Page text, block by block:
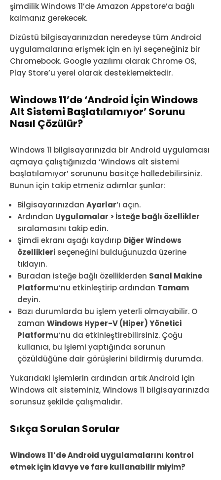
şimdilik Windows 11’de Amazon Appstore’a bağlı
kalmanız gerekecek.
Dizüstü bilgisayarınızdan neredeyse tüm Android
uygulamalarına erişmek için en iyi seçeneğiniz bir
Chromebook. Google yazılımı olarak Chrome OS,
Play Store’u yerel olarak desteklemektedir.
Windows 11’de ‘Android İçin Windows
Alt Sistemi Başlatılamıyor’ Sorunu
Nasıl Çözülür?
Windows 11 bilgisayarınızda bir Android uygulaması
açmaya çalıştığınızda ‘Windows alt sistemi
başlatılamıyor’ sorununu basitçe halledebilirsiniz.
Bunun için takip etmeniz adımlar şunlar:
Bilgisayarınızdan Ayarlar‘ı açın.
Ardından Uygulamalar > İsteğe bağlı özellikler
sıralamasını takip edin.
Şimdi ekranı aşağı kaydırıp Diğer Windows
özellikleri seçeneğini bulduğunuzda üzerine
tıklayın.
Buradan isteğe bağlı özelliklerden Sanal Makine
Platformu‘nu etkinleştirip ardından Tamam
deyin.
Bazı durumlarda bu işlem yeterli olmayabilir. O
zaman Windows Hyper-V (Hiper) Yönetici
Platformu‘nu da etkinleştirebilirsiniz. Çoğu
kullanıcı, bu işlemi yaptığında sorunun
çözüldüğüne dair görüşlerini bildirmiş durumda.
Yukarıdaki işlemlerin ardından artık Android için
Windows alt sisteminiz, Windows 11 bilgisayarınızda
sorunsuz şekilde çalışmalıdır.
Sıkça Sorulan Sorular
Windows 11’de Android uygulamalarını kontrol
etmek için klavye ve fare kullanabilir miyim?